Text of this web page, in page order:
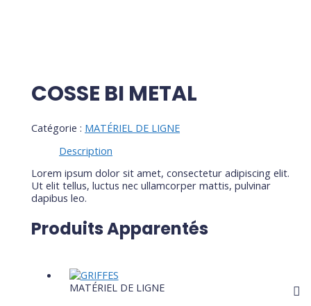
COSSE BI METAL
Catégorie : MATÉRIEL DE LIGNE
Description
Lorem ipsum dolor sit amet, consectetur adipiscing elit.
Ut elit tellus, luctus nec ullamcorper mattis, pulvinar
dapibus leo.
Produits Apparentés
MATÉRIEL DE LIGNE